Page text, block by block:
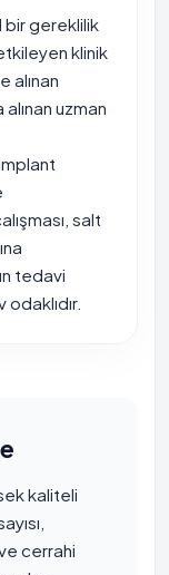
bir gereklilik
klinik
alınan
uzman
salt
tedavi
kaliteli
cerrahi